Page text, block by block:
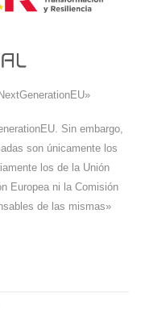
Sin embargo,
son únicamente los
los de la Unión
Europea ni la Comisión
de las mismas»